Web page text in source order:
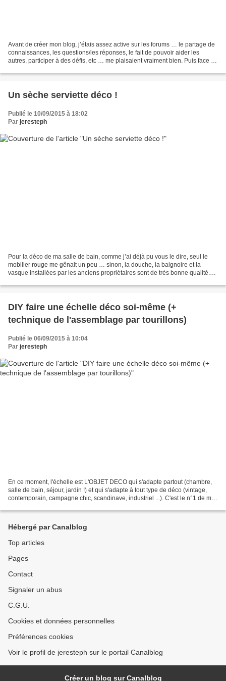
Avant de créer mon blog, j’étais assez active sur les forums … le partage de
connaissances, les questions/les réponses, le fait de pouvoir aider les
autres, participer à des défis, etc … me plaisaient vraiment bien. Puis face au
Un sèche serviette déco !
Publié le 10/09/2015 à 18:02
Par jeresteph
Pour la déco de ma salle de bain, comme j’ai déjà pu vous le dire, seul le
mobilier rouge me gênait un peu … sinon, la douche, la baignoire et la
vasque installées par les anciens propriétaires sont de très bonne qualité.
DIY faire une échelle déco soi-même (+
technique de l'assemblage par tourillons)
Publié le 06/09/2015 à 10:04
Par jeresteph
En ce moment, l'échelle est L'OBJET DECO qui s'adapte partout (chambre,
salle de bain, séjour, jardin !) et qui s'adapte à tout type de déco (vintage,
contemporain, campagne chic, scandinave, industriel ...). C'est le n°1 de mes
Hébergé par Canalblog
Top articles
Pages
Contact
Signaler un abus
C.G.U.
Cookies et données personnelles
Préférences cookies
Voir le profil de jeresteph sur le portail Canalblog
Créer un blog sur Canalblog